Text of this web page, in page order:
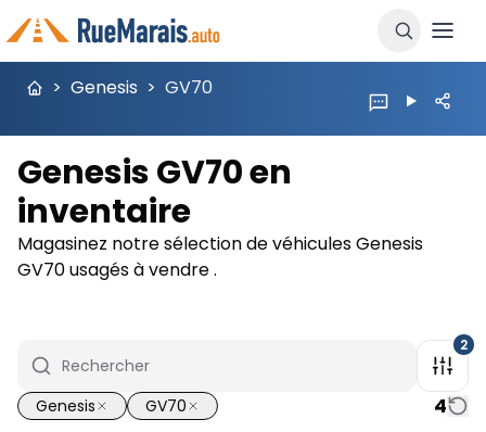
> Genesis > GV70
Genesis GV70 en
inventaire
Magasinez notre sélection de véhicules Genesis
GV70 usagés à vendre .
2
Genesis GV70 4